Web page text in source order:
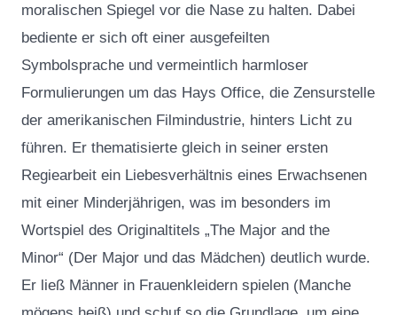
moralischen Spiegel vor die Nase zu halten. Dabei
bediente er sich oft einer ausgefeilten
Symbolsprache und vermeintlich harmloser
Formulierungen um das Hays Office, die Zensurstelle
der amerikanischen Filmindustrie, hinters Licht zu
führen. Er thematisierte gleich in seiner ersten
Regiearbeit ein Liebesverhältnis eines Erwachsenen
mit einer Minderjährigen, was im besonders im
Wortspiel des Originaltitels „The Major and the
Minor“ (Der Major und das Mädchen) deutlich wurde.
Er ließ Männer in Frauenkleidern spielen (Manche